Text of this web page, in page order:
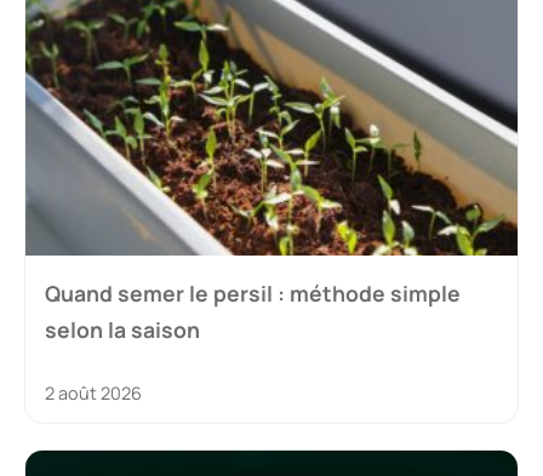
Quand semer le persil : méthode simple
selon la saison
2 août 2026